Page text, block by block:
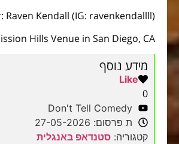
Kendall (IG: ravenkendallll)
Hills Venue in San Diego, CA
מידע נוסף
Like
0
Don't Tell Comedy
ת פרסום: 27-05-2026
קטגוריה: סטנדאפ באנגלית